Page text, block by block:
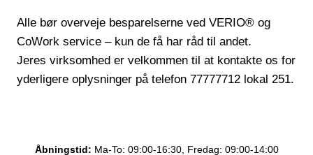
Alle bør overveje besparelserne ved VERIO® og
CoWork service – kun de få har råd til andet.
Jeres virksomhed er velkommen til at kontakte os for
yderligere oplysninger på telefon 77777712 lokal 251.
Åbningstid: Ma-To: 09:00-16:30, Fredag: 09:00-14:00